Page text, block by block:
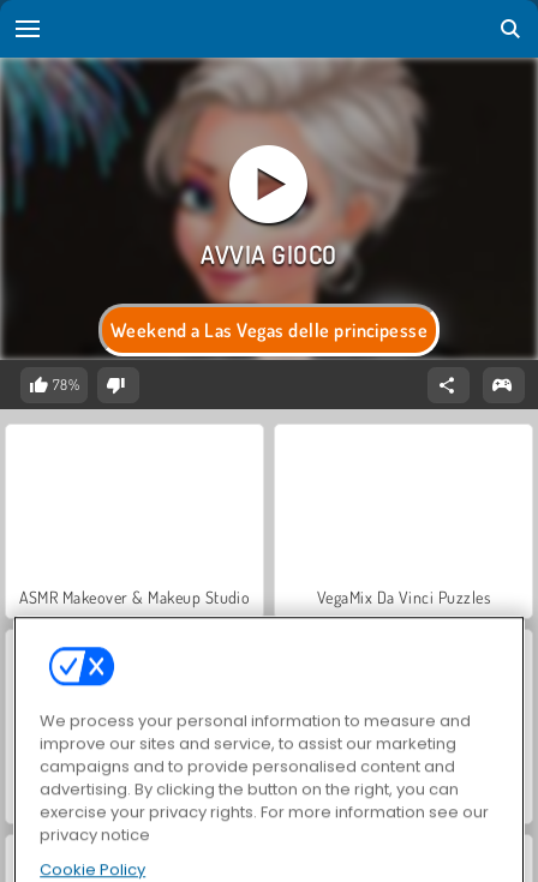
Weekend a Las Vegas delle principesse
78%
ASMR Makeover & Makeup Studio VegaMix Da Vinci Puzzles
Hidden Object: Street of Secrets World War 2 Shooter
We process your personal information to measure and
improve our sites and service, to assist our marketing
campaigns and to provide personalised content and
advertising. By clicking the button on the right, you can
exercise your privacy rights. For more information see our
privacy notice
Cookie Policy